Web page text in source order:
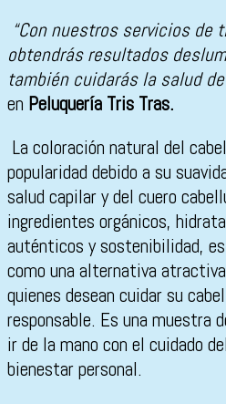
“Con nuestros servicios de
obtendrás resultados
también cuidarás la salud
en Peluquería Tris Tras.
La coloración natural del
popularidad debido a su
salud capilar y del cuero
ingredientes orgánicos,
auténticos y sostenibilidad,
como una alternativa
quienes desean cuidar su
responsable. Es una muestra
ir de la mano con el cuidado
bienestar personal.